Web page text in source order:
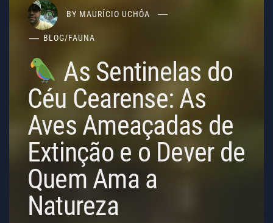
BY MAURÍCIO UCHÔA
BLOG/FAUNA
As Sentinelas do
Céu Cearense: As
Aves Ameaçadas de
Extinção e o Dever de
Quem Ama a
Natureza